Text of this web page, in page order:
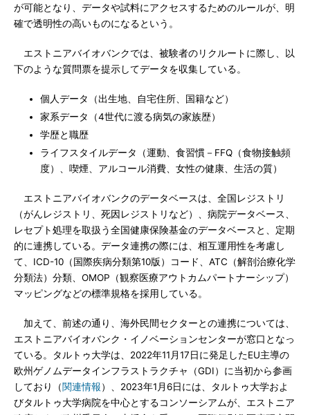
が可能となり、データや試料にアクセスするためのルールが、明
確で透明性の高いものになるという。
エストニアバイオバンクでは、被験者のリクルートに際し、以
下のような質問票を提示してデータを収集している。
個人データ（出生地、自宅住所、国籍など）
家系データ（4世代に渡る病気の家族歴）
学歴と職歴
ライフスタイルデータ（運動、食習慣－FFQ（食物接触頻
度）、喫煙、アルコール消費、女性の健康、生活の質）
エストニアバイオバンクのデータベースは、全国レジストリ
（がんレジストリ、死因レジストリなど）、病院データベース、
レセプト処理を取扱う全国健康保険基金のデータベースと、定期
的に連携している。データ連携の際には、相互運用性を考慮し
て、ICD-10（国際疾病分類第10版）コード、ATC（解剖治療化学
分類法）分類、OMOP（観察医療アウトカムパートナーシップ）
マッピングなどの標準規格を採用している。
加えて、前述の通り、海外民間セクターとの連携については、
エストニアバイオバンク・イノベーションセンターが窓口となっ
ている。タルトゥ大学は、2022年11月17日に発足したEU主導の
欧州ゲノムデータインフラストラクチャ（GDI）に当初から参画
しており（関連情報）、2023年1月6日には、タルトゥ大学およ
びタルトゥ大学病院を中心とするコンソーシアムが、エストニア